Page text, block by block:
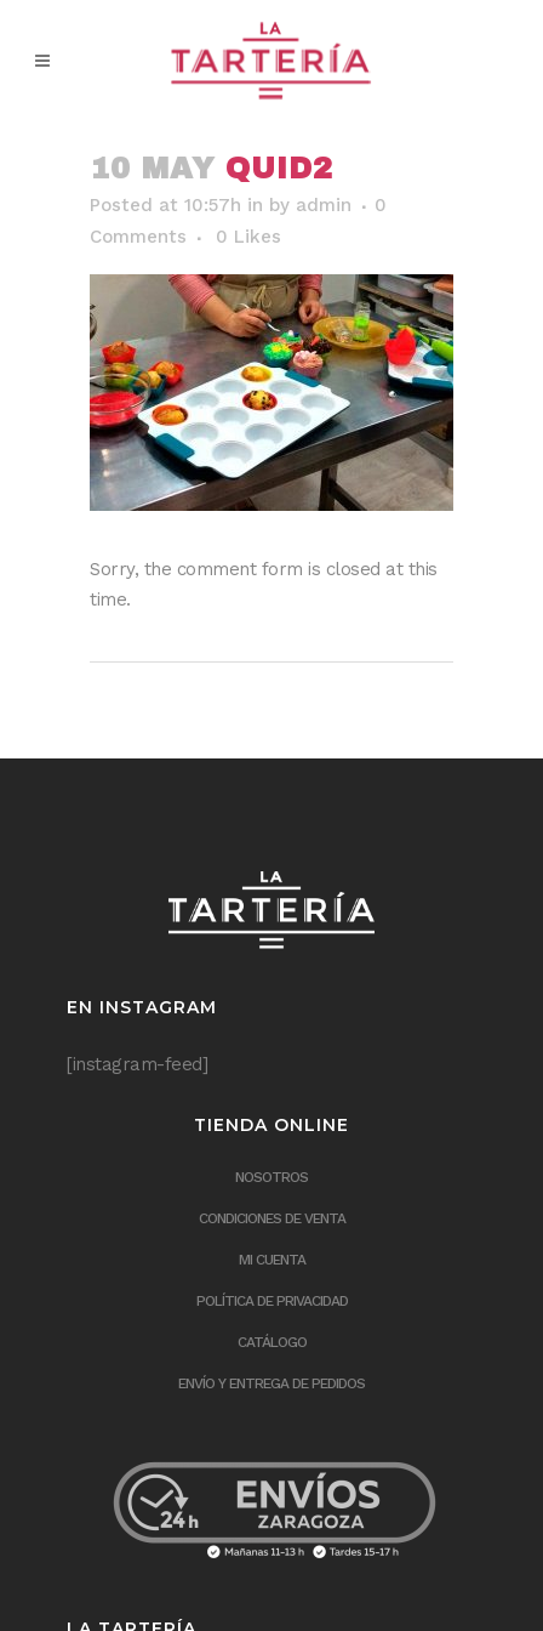
10 MAY QUID2
Posted at 10:57h in by admin
0
Comments
0 Likes
Sorry, the comment form is closed at this
time.
EN INSTAGRAM
[instagram-feed]
TIENDA ONLINE
NOSOTROS
CONDICIONES DE VENTA
MI CUENTA
POLÍTICA DE PRIVACIDAD
CATÁLOGO
ENVÍO Y ENTREGA DE PEDIDOS